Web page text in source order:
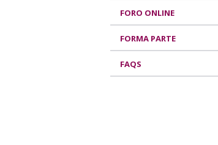
FORO ONLINE
FORMA PARTE
FAQS